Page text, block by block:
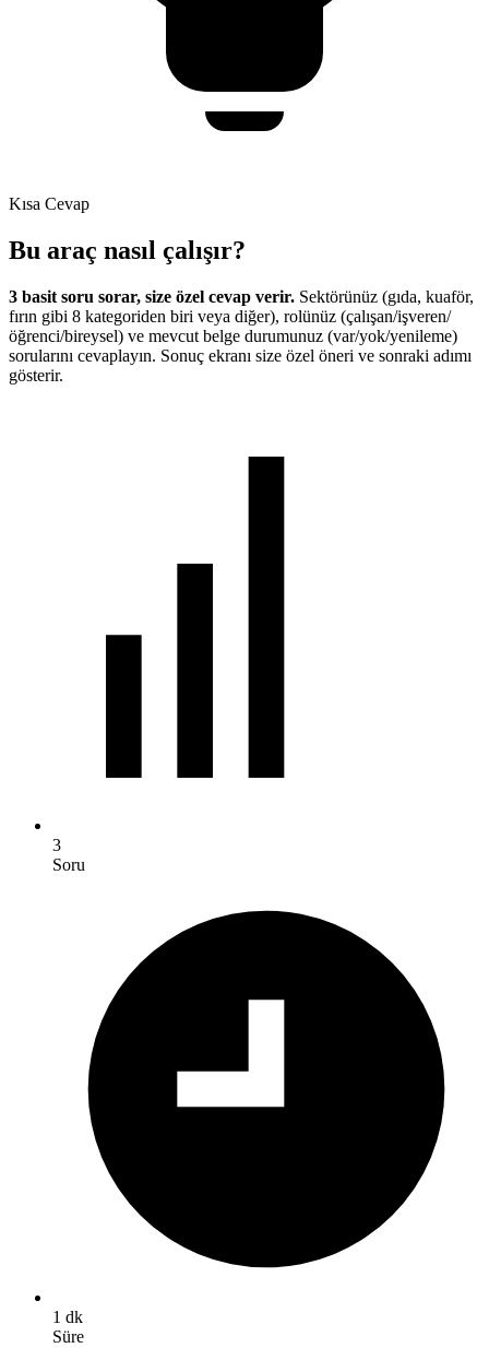
Kısa Cevap
Bu araç nasıl çalışır?
3 basit soru sorar, size özel cevap verir. Sektörünüz (gıda, kuaför,
fırın gibi 8 kategoriden biri veya diğer), rolünüz (çalışan/işveren/
öğrenci/bireysel) ve mevcut belge durumunuz (var/yok/yenileme)
sorularını cevaplayın. Sonuç ekranı size özel öneri ve sonraki adımı
gösterir.
3
Soru
1 dk
Süre